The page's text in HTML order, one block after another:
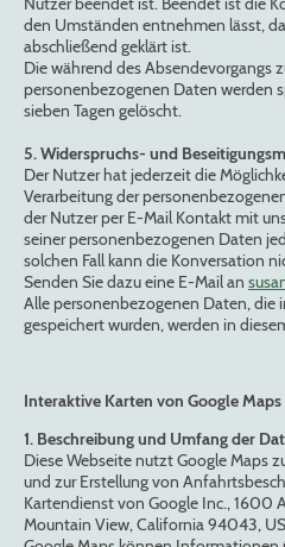
den Umständen entnehmen lässt,
abschließend geklärt ist.
Die während des Absendevorgangs
personenbezogenen Daten werden
sieben Tagen gelöscht.
5. Widerspruchs- und
Der Nutzer hat jederzeit die
Verarbeitung der
der Nutzer per E-Mail Kontakt mit
seiner personenbezogenen Daten
solchen Fall kann die Konversation
Senden Sie dazu eine E-Mail an
Alle personenbezogenen Daten, die
gespeichert wurden, werden in
Interaktive Karten von Google Maps
1. Beschreibung und Umfang der
Diese Webseite nutzt Google Maps
und zur Erstellung von
Kartendienst von Google Inc., 1600
Mountain View, California 94043,